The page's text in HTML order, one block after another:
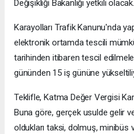
Değişikliği Bakanlığı yetkili olacak.
Karayolları Trafik Kanunu'nda
elektronik ortamda tescili
tarihinden itibaren tescil
gününden 15 iş gününe
Teklifle, Katma Değer Vergisi
Buna göre, gerçek usulde gelir
oldukları taksi, dolmuş, minibüs